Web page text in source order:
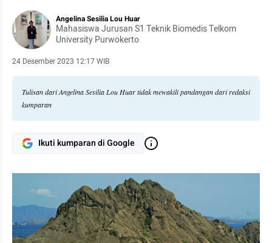
Angelina Sesilia Lou Huar
Mahasiswa Jurusan S1 Teknik Biomedis Telkom
University Purwokerto
24 Desember 2023 12:17 WIB
Tulisan dari Angelina Sesilia Lou Huar tidak mewakili pandangan dari redaksi
kumparan
Ikuti kumparan di Google